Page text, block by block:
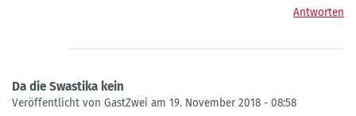
Antworten
Da die Swastika kein
Veröffentlicht von GastZwei am 19. November 2018 - 08:58